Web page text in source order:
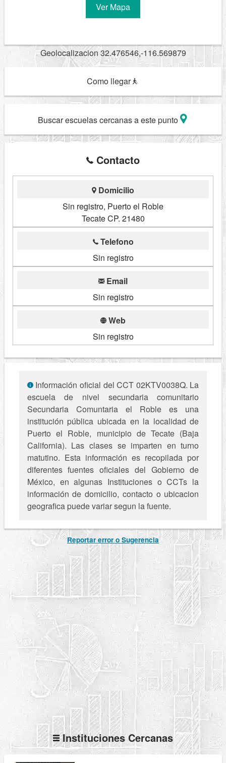
Ver Mapa
Geolocalizacion 32.476546,-116.569879
Como llegar
Buscar escuelas cercanas a este punto
Contacto
Domicilio
Sin registro, Puerto el Roble
Tecate CP. 21480
Telefono
Sin registro
Email
Sin registro
Web
Sin registro
Información oficial del CCT 02KTV0038Q. La
escuela de nivel secundaria comunitario
Secundaria Comuntaria el Roble es una
institución pública ubicada en la localidad de
Puerto el Roble, municipio de Tecate (Baja
California). Las clases se imparten en turno
matutino. Esta información es recopilada por
diferentes fuentes oficiales del Gobierno de
México, en algunas Instituciones o CCTs la
información de domicilio, contacto o ubicacion
geografica puede variar segun la fuente.
Reportar error o Sugerencia
Instituciones Cercanas